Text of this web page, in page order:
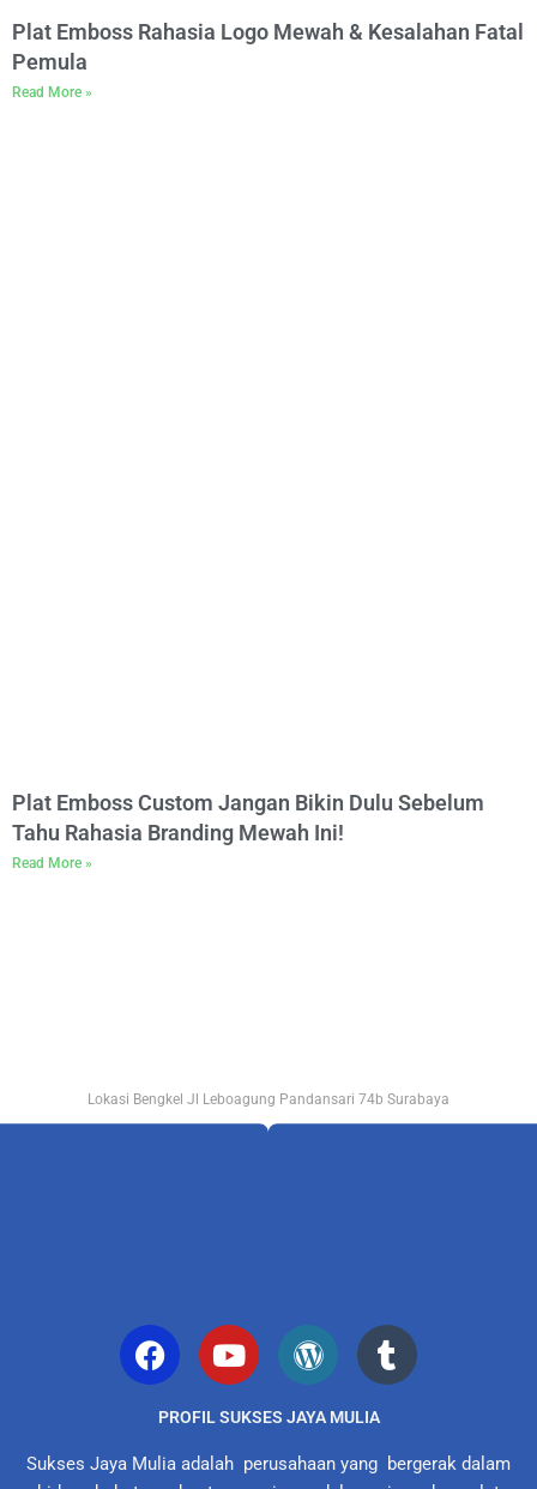
Plat Emboss Rahasia Logo Mewah & Kesalahan Fatal
Pemula
Read More »
Plat Emboss Custom Jangan Bikin Dulu Sebelum
Tahu Rahasia Branding Mewah Ini!
Read More »
Lokasi Bengkel Jl Leboagung Pandansari 74b Surabaya
PROFIL SUKSES JAYA MULIA
Sukses Jaya Mulia adalah perusahaan yang bergerak dalam